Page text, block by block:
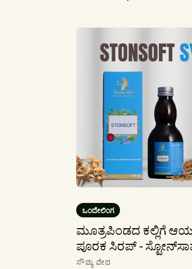
ಒಂದೇಲಿಂಗ
ಮೂತ್ರಪಿಂಡದ ಕಲ್ಲಿಗೆ
ಪೂರಕ ಸಿರಪ್ -
ಮಾರಾಟಗಾರ:
ಸೌಮ್ಯ ವೇದ